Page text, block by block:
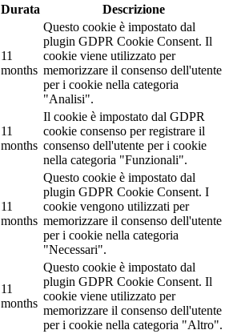
Durata Descrizione
11
months
Questo cookie è impostato dal
plugin GDPR Cookie Consent. Il
cookie viene utilizzato per
memorizzare il consenso dell'utente
per i cookie nella categoria
"Analisi".
11
months
Il cookie è impostato dal GDPR
cookie consenso per registrare il
consenso dell'utente per i cookie
nella categoria "Funzionali".
11
months
Questo cookie è impostato dal
plugin GDPR Cookie Consent. I
cookie vengono utilizzati per
memorizzare il consenso dell'utente
per i cookie nella categoria
"Necessari".
11
months
Questo cookie è impostato dal
plugin GDPR Cookie Consent. Il
cookie viene utilizzato per
memorizzare il consenso dell'utente
per i cookie nella categoria "Altro".